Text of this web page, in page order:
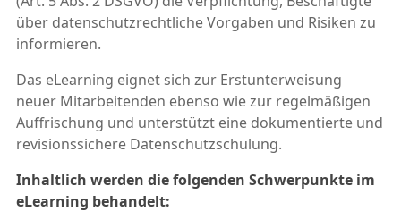
über datenschutzrechtliche Vorgaben und Risiken zu
informieren.
Das eLearning eignet sich zur Erstunterweisung
neuer Mitarbeitenden ebenso wie zur regelmäßigen
Auffrischung und unterstützt eine dokumentierte und
revisionssichere Datenschutzschulung.
Inhaltlich werden die folgenden Schwerpunkte im
eLearning behandelt: